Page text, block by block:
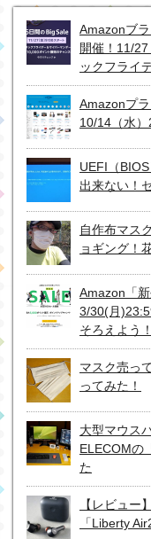
Amazonブ
開催！11/
ックフライ
Amazonプ
10/14（水
UEFI（
出来ない！
自作布マス
ョギング！
Amazon「
3/30(月
そろえよう！
マスク売っ
ってみた！
大型マウス
ELECOMの
た
【レビュー
「Liberty